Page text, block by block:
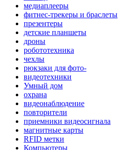
медиаплееры
фитнес-трекеры и браслеты
презентеры
детские планшеты
дроны
робототехника
чехлы
рюкзаки для фото-
видеотехники
Умный дом
охрана
видеонаблюдение
повторители
приемники видеосигнала
магнитные карты
RFID метки
Компьютеры